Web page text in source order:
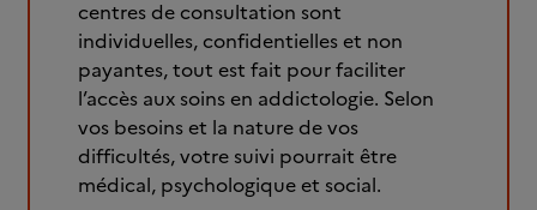
centres de consultation sont
individuelles, confidentielles et non
payantes, tout est fait pour faciliter
l’accès aux soins en addictologie. Selon
vos besoins et la nature de vos
difficultés, votre suivi pourrait être
médical, psychologique et social.